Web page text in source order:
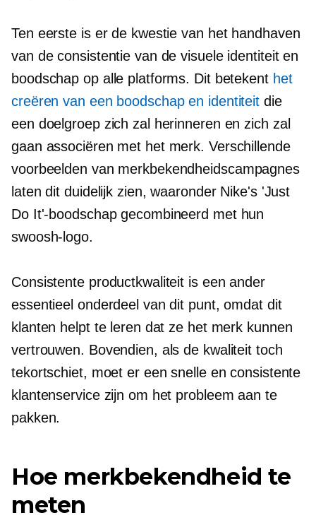
Ten eerste is er de kwestie van het handhaven
van de consistentie van de visuele identiteit en
boodschap op alle platforms. Dit betekent het
creëren van een boodschap en identiteit die
een doelgroep zich zal herinneren en zich zal
gaan associëren met het merk. Verschillende
voorbeelden van merkbekendheidscampagnes
laten dit duidelijk zien, waaronder Nike's 'Just
Do It'-boodschap gecombineerd met hun
swoosh-logo.
Consistente productkwaliteit is een ander
essentieel onderdeel van dit punt, omdat dit
klanten helpt te leren dat ze het merk kunnen
vertrouwen. Bovendien, als de kwaliteit toch
tekortschiet, moet er een snelle en consistente
klantenservice zijn om het probleem aan te
pakken.
Hoe merkbekendheid te
meten